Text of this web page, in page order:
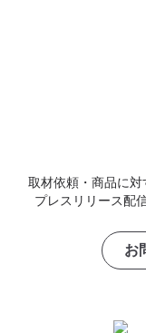
取材依頼・商品に対
プレスリリース配
お